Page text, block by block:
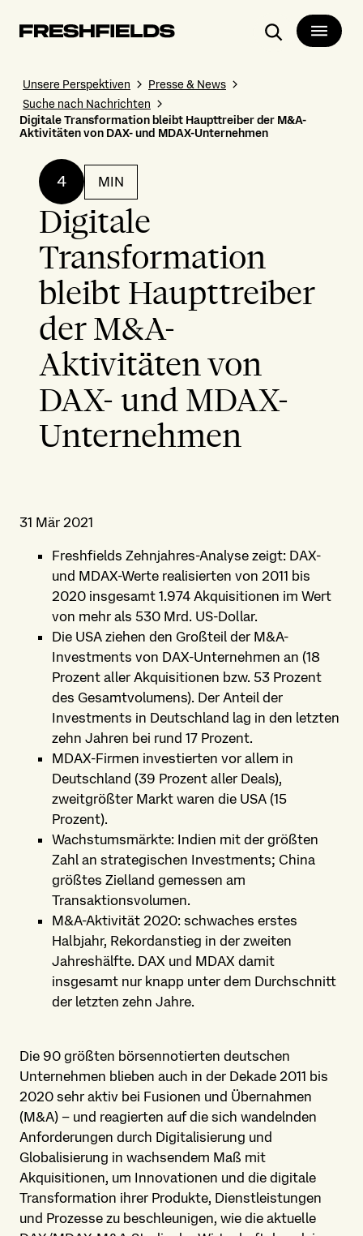
Suchen
Unsere Perspektiven
Presse & News
Suche nach Nachrichten
Digitale Transformation bleibt Haupttreiber der M&A-
Aktivitäten von DAX- und MDAX-Unternehmen
4 MIN
Digitale
Transformation
bleibt Haupttreiber
der M&A-
Aktivitäten von
DAX- und MDAX-
Unternehmen
31 Mär 2021
Freshfields Zehnjahres-Analyse zeigt: DAX-
und MDAX-Werte realisierten von 2011 bis
2020 insgesamt 1.974 Akquisitionen im Wert
von mehr als 530 Mrd. US-Dollar.
Die USA ziehen den Großteil der M&A-
Investments von DAX-Unternehmen an (18
Prozent aller Akquisitionen bzw. 53 Prozent
des Gesamtvolumens). Der Anteil der
Investments in Deutschland lag in den letzten
zehn Jahren bei rund 17 Prozent.
MDAX-Firmen investierten vor allem in
Deutschland (39 Prozent aller Deals),
zweitgrößter Markt waren die USA (15
Prozent).
Wachstumsmärkte: Indien mit der größten
Zahl an strategischen Investments; China
größtes Zielland gemessen am
Transaktionsvolumen.
M&A-Aktivität 2020: schwaches erstes
Halbjahr, Rekordanstieg in der zweiten
Jahreshälfte. DAX und MDAX damit
insgesamt nur knapp unter dem Durchschnitt
der letzten zehn Jahre.
Die 90 größten börsennotierten deutschen
Unternehmen blieben auch in der Dekade 2011 bis
2020 sehr aktiv bei Fusionen und Übernahmen
(M&A) – und reagierten auf die sich wandelnden
Anforderungen durch Digitalisierung und
Globalisierung in wachsendem Maß mit
Akquisitionen, um Innovationen und die digitale
Transformation ihrer Produkte, Dienstleistungen
und Prozesse zu beschleunigen, wie die aktuelle